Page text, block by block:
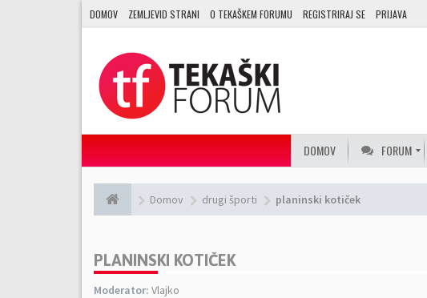
DOMOV ZEMLJEVID STRANI O TEKAŠKEM FORUMU REGISTRIRAJ SE PRIJAVA
DOMOV FORUM
Domov drugi športi planinski kotiček
PLANINSKI KOTIČEK
Moderator: Vlajko